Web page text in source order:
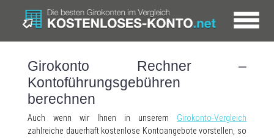
Girokonto Rechner –
Kontoführungsgebühren
berechnen
Auch wenn wir Ihnen in unserem Girokonto-Vergleich
zahlreiche dauerhaft kostenlose Kontoangebote vorstellen, so